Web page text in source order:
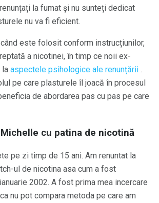
la fumat și nu sunteți dedicat
nu va fi eficient.
este folosit conform instrucțiunilor,
a nicotinei, în timp ce noii ex-
la aspectele psihologice ale renunțării .
pe care plasturele îl joacă în procesul
de abordarea pas cu pas pe care
cu patina de nicotină
pe zi timp de 15 ani. Am renuntat la
ul de nicotina asa cum a fost
2002. A fost prima mea incercare
nu pot compara metoda pe care am